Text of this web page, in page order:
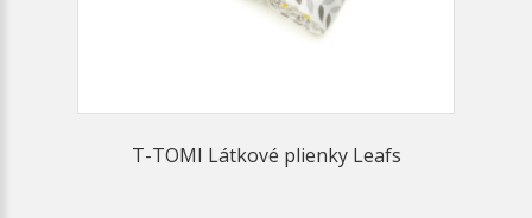
T-TOMI Látkové plienky Leafs